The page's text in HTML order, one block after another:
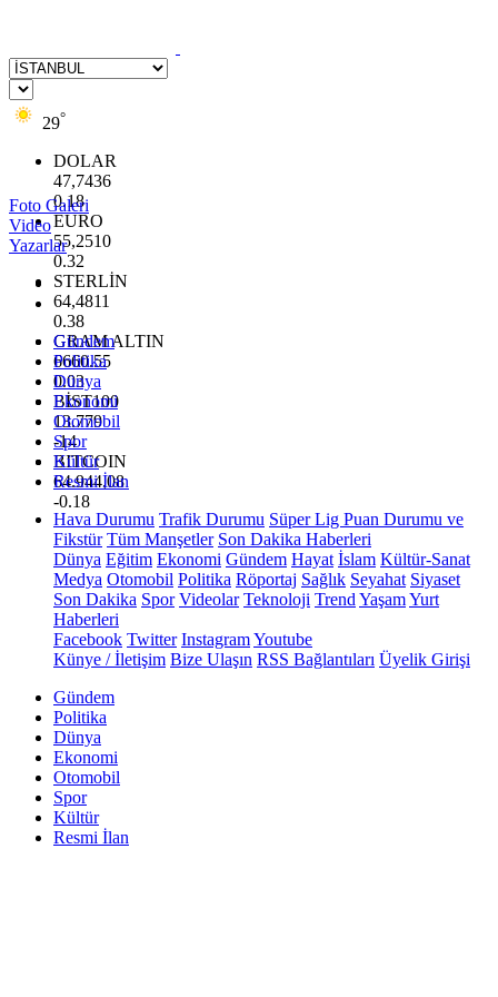
29°
DOLAR
47,7436
0.18
EURO
55,2510
0.32
STERLİN
64,4811
0.38
GRAM ALTIN
6660.55
0.03
BİST100
13.779
-14
BITCOIN
64.944,08
-0.18
Foto Galeri
Video
Yazarlar
Gündem
Politika
Dünya
Ekonomi
Otomobil
Spor
Kültür
Resmi İlan
Hava Durumu Trafik Durumu Süper Lig Puan Durumu ve
Fikstür Tüm Manşetler Son Dakika Haberleri
Dünya Eğitim Ekonomi Gündem Hayat İslam Kültür-Sanat
Medya Otomobil Politika Röportaj Sağlık Seyahat Siyaset
Son Dakika Spor Videolar Teknoloji Trend YaşamYurt
Haberleri
Facebook Twitter InstagramYoutube
Künye / İletişim Bize Ulaşın RSS Bağlantıları Üyelik Girişi
Gündem
Politika
Dünya
Ekonomi
Otomobil
Spor
Kültür
Resmi İlan